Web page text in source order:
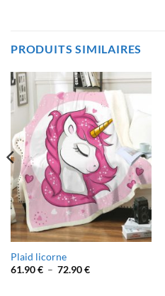
PRODUITS SIMILAIRES
Plaid licorne
61.90€ – 72.90€Plage